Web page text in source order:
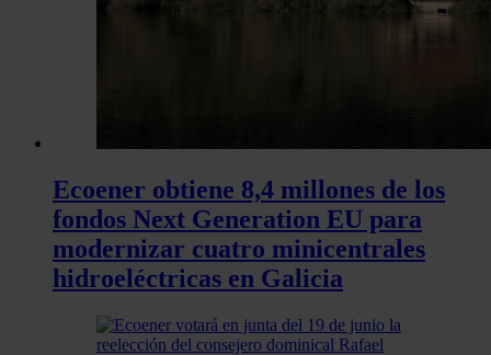
Ecoener obtiene 8,4 millones de los
fondos Next Generation EU para
modernizar cuatro minicentrales
hidroeléctricas en Galicia